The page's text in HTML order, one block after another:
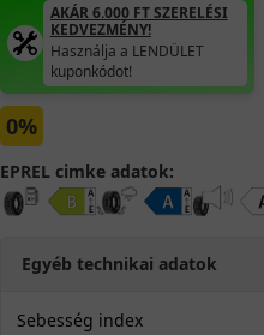
AKÁR 6.000 FT SZERELÉSI
KEDVEZMÉNY!
Használja a LENDÜLET
kuponkódot!
0%
EPREL cimke adatok:
Egyéb technikai adatok
Sebesség index